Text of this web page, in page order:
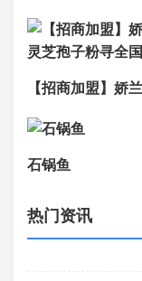
【招商加盟】娇
石锅鱼
热门资讯